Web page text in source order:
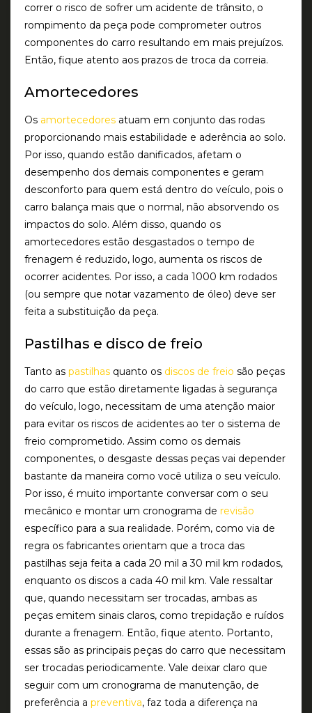
correr o risco de sofrer um acidente de trânsito, o
rompimento da peça pode comprometer outros
componentes do carro resultando em mais prejuízos.
Então, fique atento aos prazos de troca da correia.
Amortecedores
Os amortecedores atuam em conjunto das rodas
proporcionando mais estabilidade e aderência ao solo.
Por isso, quando estão danificados, afetam o
desempenho dos demais componentes e geram
desconforto para quem está dentro do veículo, pois o
carro balança mais que o normal, não absorvendo os
impactos do solo. Além disso, quando os
amortecedores estão desgastados o tempo de
frenagem é reduzido, logo, aumenta os riscos de
ocorrer acidentes. Por isso, a cada 1000 km rodados
(ou sempre que notar vazamento de óleo) deve ser
feita a substituição da peça.
Pastilhas e disco de freio
Tanto as pastilhas quanto os discos de freio são peças
do carro que estão diretamente ligadas à segurança
do veículo, logo, necessitam de uma atenção maior
para evitar os riscos de acidentes ao ter o sistema de
freio comprometido. Assim como os demais
componentes, o desgaste dessas peças vai depender
bastante da maneira como você utiliza o seu veículo.
Por isso, é muito importante conversar com o seu
mecânico e montar um cronograma de revisão
específico para a sua realidade. Porém, como via de
regra os fabricantes orientam que a troca das
pastilhas seja feita a cada 20 mil a 30 mil km rodados,
enquanto os discos a cada 40 mil km. Vale ressaltar
que, quando necessitam ser trocadas, ambas as
peças emitem sinais claros, como trepidação e ruídos
durante a frenagem. Então, fique atento. Portanto,
essas são as principais peças do carro que necessitam
ser trocadas periodicamente. Vale deixar claro que
seguir com um cronograma de manutenção, de
preferência a preventiva, faz toda a diferença na